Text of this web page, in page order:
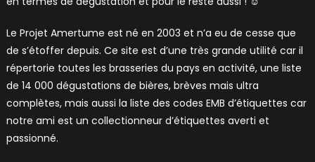
Le Projet Amertume est né en 2003 et n’a eu de cesse que
de s’étoffer depuis. Ce site est d’une très grande utilité car il
répertorie toutes les brasseries du pays en activité, une liste
de 14 000 dégustations de bières, brèves mais ultra
complètes, mais aussi la liste des codes EMB d’étiquettes car
notre ami est un collectionneur d’étiquettes averti et
passionné.